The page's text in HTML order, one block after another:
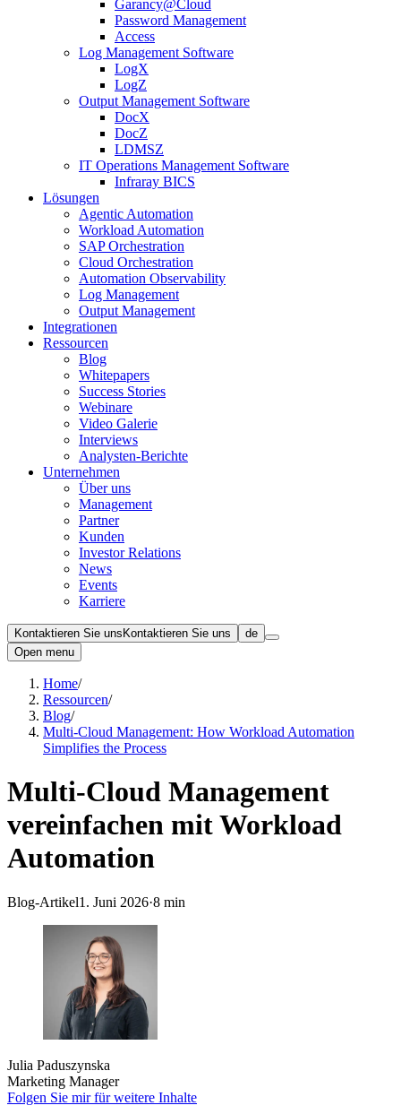
Garancy@Cloud
Password Management
Access
Log Management Software
LogX
LogZ
Output Management Software
DocX
DocZ
LDMSZ
IT Operations Management Software
Infraray BICS
Lösungen
Agentic Automation
Workload Automation
SAP Orchestration
Cloud Orchestration
Automation Observability
Log Management
Output Management
Integrationen
Ressourcen
Blog
Whitepapers
Success Stories
Webinare
Video Galerie
Interviews
Analysten-Berichte
Unternehmen
Über uns
Management
Partner
Kunden
Investor Relations
News
Events
Karriere
Kontaktieren Sie uns Kontaktieren Sie uns
de
Open menu
Home/
Ressourcen/
Blog/
Multi-Cloud Management: How Workload Automation
Simplifies the Process
Multi-Cloud Management
vereinfachen mit Workload
Automation
Blog-Artikel1. Juni 2026·8 min
Julia Paduszynska
Marketing Manager
Folgen Sie mir für weitere Inhalte